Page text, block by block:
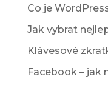
Co je
Jak vybrat
Klávesové
Facebook – jak